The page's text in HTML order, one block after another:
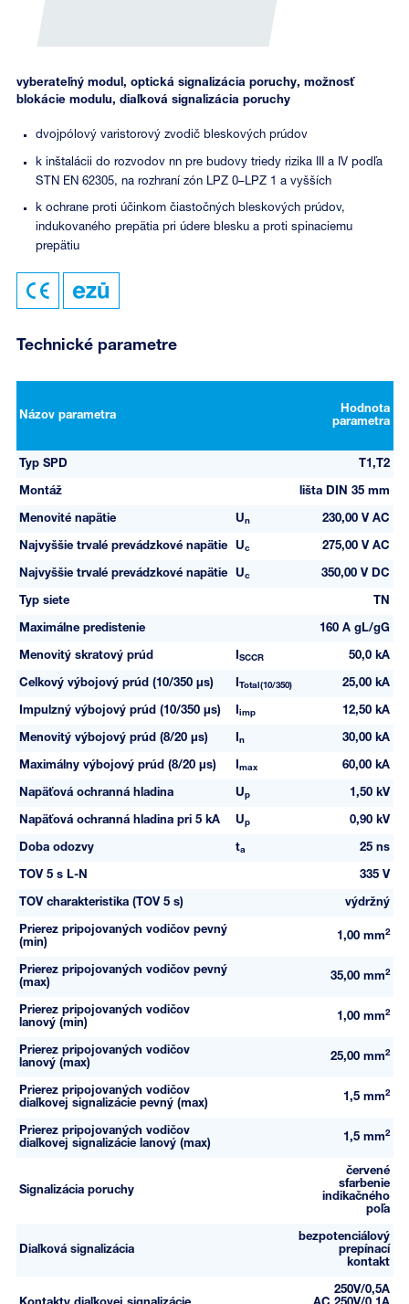
vyberateľný modul, optická signalizácia poruchy, možnosť
blokácie modulu, diaľková signalizácia poruchy
dvojpólový varistorový zvodič bleskových prúdov
k inštalácii do rozvodov nn pre budovy triedy rizika III a IV podľa
STN EN 62305, na rozhraní zón LPZ 0–LPZ 1 a vyšších
k ochrane proti účinkom čiastočných bleskových prúdov,
indukovaného prepätia pri údere blesku a proti spinaciemu
prepätiu
Technické parametre
Názov parametra
Hodnota
parametra
Typ SPD T1,T2
Montáž lišta DIN 35 mm
Menovité napätie Un 230,00 V AC
Najvyššie trvalé prevádzkové napätie Uc 275,00 V AC
Najvyššie trvalé prevádzkové napätie Uc 350,00 V DC
Typ siete TN
Maximálne predistenie 160 A gL/gG
Menovitý skratový prúd SCCR 50,0 kA
Celkový výbojový prúd (10/350 µs) Total(10/350) 25,00 kA
Impulzný výbojový prúd (10/350 µs) imp 12,50 kA
Menovitý výbojový prúd (8/20 µs) n 30,00 kA
Maximálny výbojový prúd (8/20 µs) max 60,00 kA
Napäťová ochranná hladina Up 1,50 kV
Napäťová ochranná hladina pri 5 kA Up 0,90 kV
Doba odozvy ta 25 ns
TOV 5 s L-N 335 V
TOV charakteristika (TOV 5 s) výdržný
Prierez pripojovaných vodičov pevný
(min)
1,00 mm2
Prierez pripojovaných vodičov pevný
(max)
35,00 mm2
Prierez pripojovaných vodičov
lanový (min)
1,00 mm2
Prierez pripojovaných vodičov
lanový (max)
25,00 mm2
Prierez pripojovaných vodičov
diaľkovej signalizácie pevný (max)
1,5 mm2
Prierez pripojovaných vodičov
diaľkovej signalizácie lanový (max)
1,5 mm2
Signalizácia poruchy
červené
sfarbenie
indikačného
poľa
Diaľková signalizácia
bezpotenciálový
prepínací
kontakt
250V/0,5A